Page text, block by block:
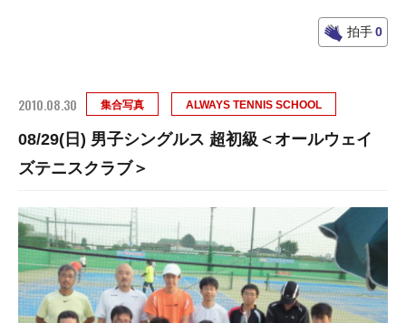
拍手0
2010.08.30 集合写真 ALWAYS TENNIS SCHOOL
08/29(日) 男子シングルス 超初級＜オールウェイ
ズテニスクラブ＞